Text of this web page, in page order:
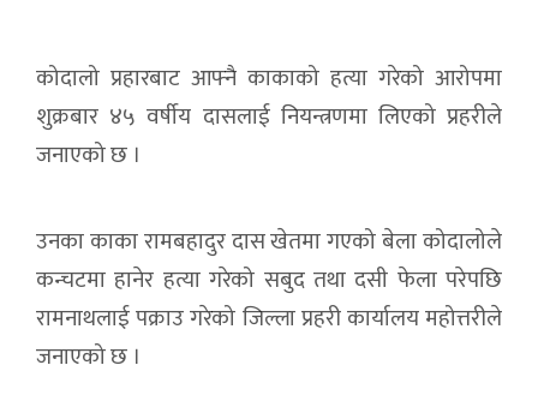
कोदालो प्रहारबाट आफ्नै काकाको हत्या गरेको आरोपमा
शुक्रबार ४५ वर्षीय दासलाई नियन्त्रणमा लिएको प्रहरीले
जनाएको छ ।
उनका काका रामबहादुर दास खेतमा गएको बेला कोदालोले
कन्चटमा हानेर हत्या गरेको सबुद तथा दसी फेला परेपछि
रामनाथलाई पक्राउ गरेको जिल्ला प्रहरी कार्यालय महोत्तरीले
जनाएको छ ।